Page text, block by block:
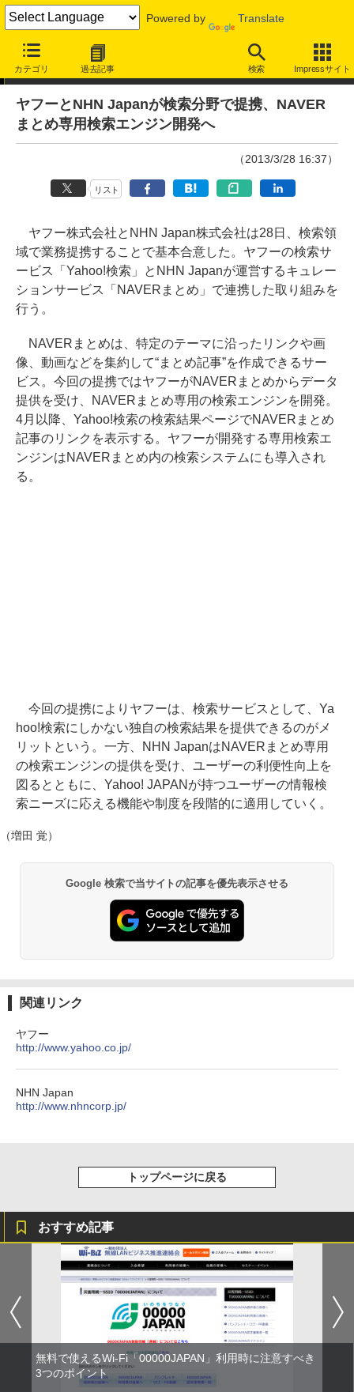
Powered by Translate
カテゴリ 過去記事 検索 Impressサイト
ニュース
ヤフーとNHN Japanが検索分野で提携、NAVER
まとめ専用検索エンジン開発へ
（2013/3/28 16:37）
リスト
ヤフー株式会社とNHN Japan株式会社は28日、検索領
域で業務提携することで基本合意した。ヤフーの検索サ
ービス「Yahoo!検索」とNHN Japanが運営するキュレー
ションサービス「NAVERまとめ」で連携した取り組みを
行う。
NAVERまとめは、特定のテーマに沿ったリンクや画
像、動画などを集約して“まとめ記事”を作成できるサー
ビス。今回の提携ではヤフーがNAVERまとめからデータ
提供を受け、NAVERまとめ専用の検索エンジンを開発。
4月以降、Yahoo!検索の検索結果ページでNAVERまとめ
記事のリンクを表示する。ヤフーが開発する専用検索エ
ンジンはNAVERまとめ内の検索システムにも導入され
る。
今回の提携によりヤフーは、検索サービスとして、Ya
hoo!検索にしかない独自の検索結果を提供できるのがメ
リットという。一方、NHN JapanはNAVERまとめ専用
の検索エンジンの提供を受け、ユーザーの利便性向上を
図るとともに、Yahoo! JAPANが持つユーザーの情報検
索ニーズに応える機能や制度を段階的に適用していく。
（増田 覚）
Google 検索で当サイトの記事を優先表示させる
関連リンク
ヤフー
http://www.yahoo.co.jp/
NHN Japan
http://www.nhncorp.jp/
トップページに戻る
おすすめ記事
無料で使えるWi-Fi「00000JAPAN」利用時に注意すべき
3つのポイント